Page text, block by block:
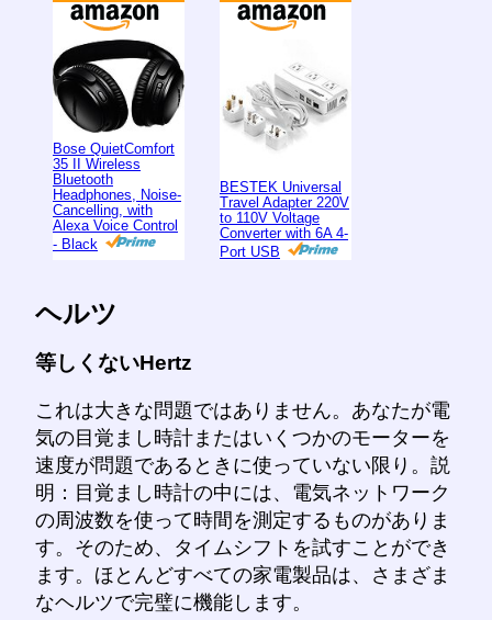
Bose QuietComfort
35 II Wireless
Bluetooth
Headphones, Noise-
Cancelling, with
Alexa Voice Control
- Black
BESTEK Universal
Travel Adapter 220V
to 110V Voltage
Converter with 6A 4-
Port USB
ヘルツ
等しくないHertz
これは大きな問題ではありません。あなたが電
気の目覚まし時計またはいくつかのモーターを
速度が問題であるときに使っていない限り。説
明：目覚まし時計の中には、電気ネットワーク
の周波数を使って時間を測定するものがありま
す。そのため、タイムシフトを試すことができ
ます。ほとんどすべての家電製品は、さまざま
なヘルツで完璧に機能します。